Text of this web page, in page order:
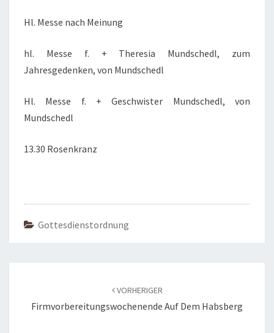
Hl. Messe nach Meinung
hl. Messe f. + Theresia Mundschedl, zum
Jahresgedenken, von Mundschedl
Hl. Messe f. + Geschwister Mundschedl, von
Mundschedl
13.30 Rosenkranz
Gottesdienstordnung
VORHERIGER
Firmvorbereitungswochenende Auf Dem Habsberg